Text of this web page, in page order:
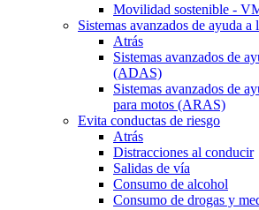
Movilidad sostenible -
Sistemas avanzados de ayuda a
Atrás
Sistemas avanzados de
(ADAS)
Sistemas avanzados de
para motos (ARAS)
Evita conductas de riesgo
Atrás
Distracciones al conducir
Salidas de vía
Consumo de alcohol
Consumo de drogas y